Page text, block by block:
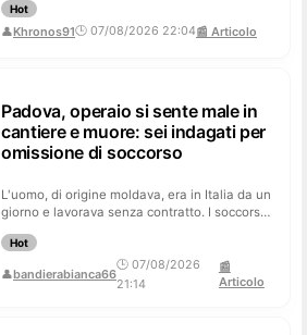
Hot
👤Khronos91🕒 07/08/2026 22:04📰 Articolo
Padova, operaio si sente male in
cantiere e muore: sei indagati per
omissione di soccorso
L'uomo, di origine moldava, era in Italia da un
giorno e lavorava senza contratto. I soccorsi
Hot
👤bandierabianca66
🕒 07/08/2026
21:14
📰
Articolo